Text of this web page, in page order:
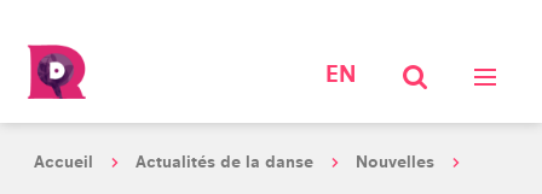
EN
Accueil Actualités de la danse Nouvelles